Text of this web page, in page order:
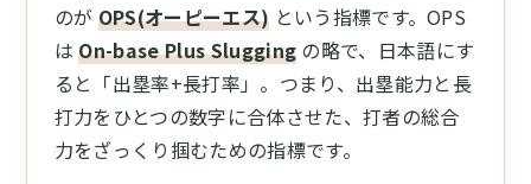
のが OPS(オーピーエス) という指標です。OPS
はOn-base Plus Slugging の略で、日本語にす
ると「出塁率+長打率」。つまり、出塁能力と長
打力をひとつの数字に合体させた、打者の総合
力をざっくり掴むための指標です。